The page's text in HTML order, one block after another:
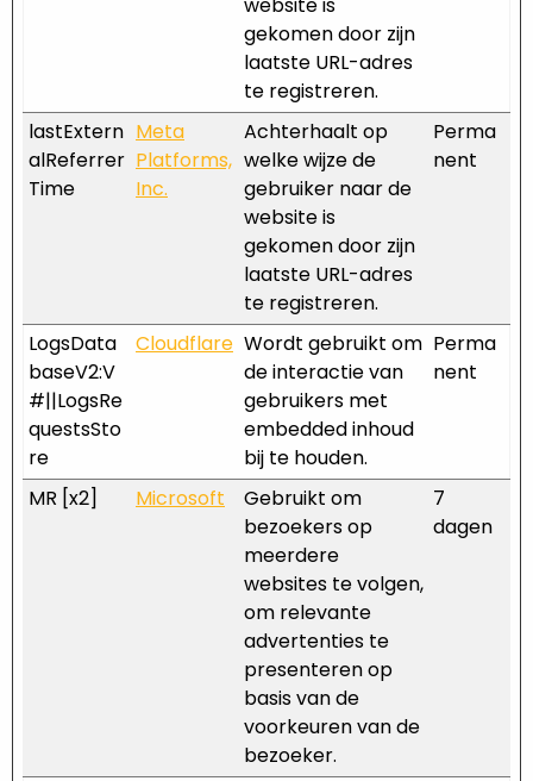
gekomen door zijn
laatste URL-adres
te registreren.
lastExtern
alReferrer
Time
Meta
Platforms,
Inc.
Achterhaalt op
welke wijze de
gebruiker naar de
website is
gekomen door zijn
laatste URL-adres
te registreren.
Perma
nent
LogsData
baseV2:V
#||LogsRe
questsSto
re
Cloudflare Wordt gebruikt om
de interactie van
gebruikers met
embedded inhoud
bij te houden.
Perma
nent
MR [x2] Microsoft
Gebruikt om
bezoekers op
meerdere
websites te volgen,
om relevante
advertenties te
presenteren op
basis van de
voorkeuren van de
bezoeker.
7
dagen